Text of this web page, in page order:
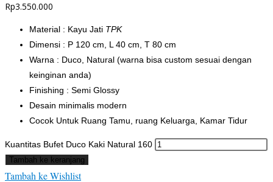
Rp3.550.000
Material : Kayu Jati TPK
Dimensi : P 120 cm, L 40 cm, T 80 cm
Warna : Duco, Natural (warna bisa custom sesuai dengan
keinginan anda)
Finishing : Semi Glossy
Desain minimalis modern
Cocok Untuk Ruang Tamu, ruang Keluarga, Kamar Tidur
Kuantitas Bufet Duco Kaki Natural 160
Tambah ke keranjang
Tambah ke Wishlist